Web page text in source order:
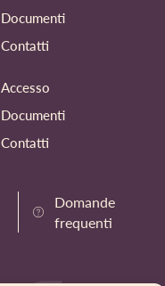
Documenti
Contatti
Accesso
Documenti
Contatti
Domande
frequenti